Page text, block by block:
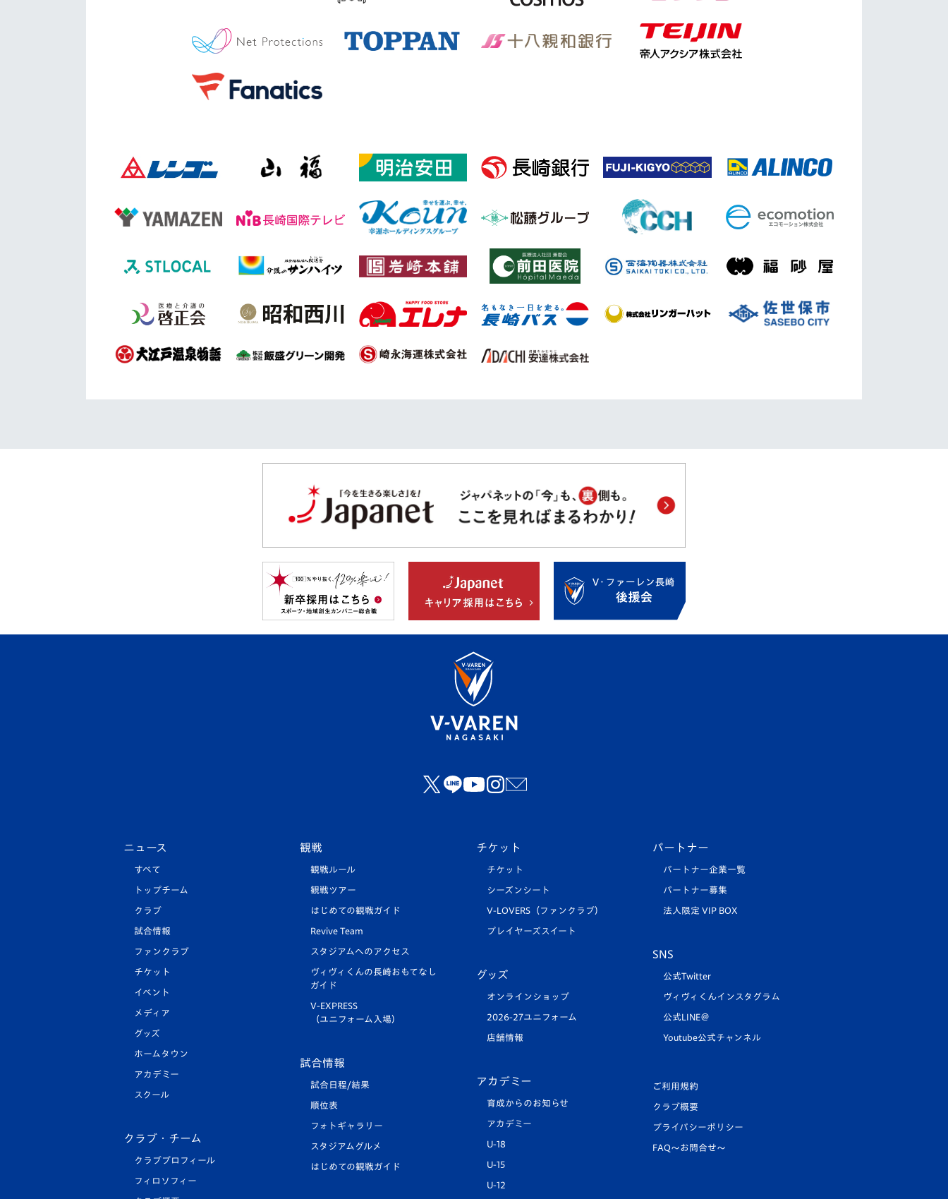
ニュース
すべて
トップチーム
クラブ
試合情報
ファンクラブ
チケット
イベント
メディア
グッズ
ホームタウン
アカデミー
スクール
クラブ・チーム
クラブプロフィール
フィロソフィー
観戦
観戦ルール
観戦ツアー
はじめての観戦ガイド
Revive Team
スタジアムへのアクセス
ヴィヴィくんの長崎おもてなし
ガイド
V-EXPRESS
（ユニフォーム入場）
試合情報
試合日程/結果
順位表
フォトギャラリー
スタジアムグルメ
はじめての観戦ガイド
チケット
チケット
シーズンシート
V-LOVERS（ファンクラブ）
プレイヤーズスイート
グッズ
オンラインショップ
2026-27ユニフォーム
店舗情報
アカデミー
育成からのお知らせ
アカデミー
U-18
U-15
U-12
パートナー
パートナー企業一覧
パートナー募集
法人限定 VIP BOX
SNS
公式Twitter
ヴィヴィくんインスタグラム
公式LINE＠
Youtube公式チャンネル
ご利用規約
クラブ概要
プライバシーポリシー
FAQ〜お問合せ〜